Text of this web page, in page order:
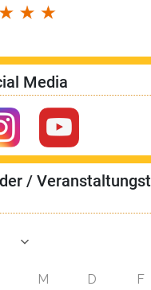
Media
/
M D F